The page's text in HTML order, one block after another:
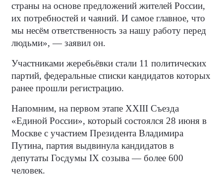
страны на основе предложений жителей России,
их потребностей и чаяний. И самое главное, что
мы несём ответственность за нашу работу перед
людьми», — заявил он.
Участниками жеребьёвки стали 11 политических
партий, федеральные списки кандидатов которых
ранее прошли регистрацию.
Напомним, на первом этапе XXIII Съезда
«Единой России», который состоялся 28 июня в
Москве с участием Президента Владимира
Путина, партия выдвинула кандидатов в
депутаты Госдумы IX созыва — более 600
человек.